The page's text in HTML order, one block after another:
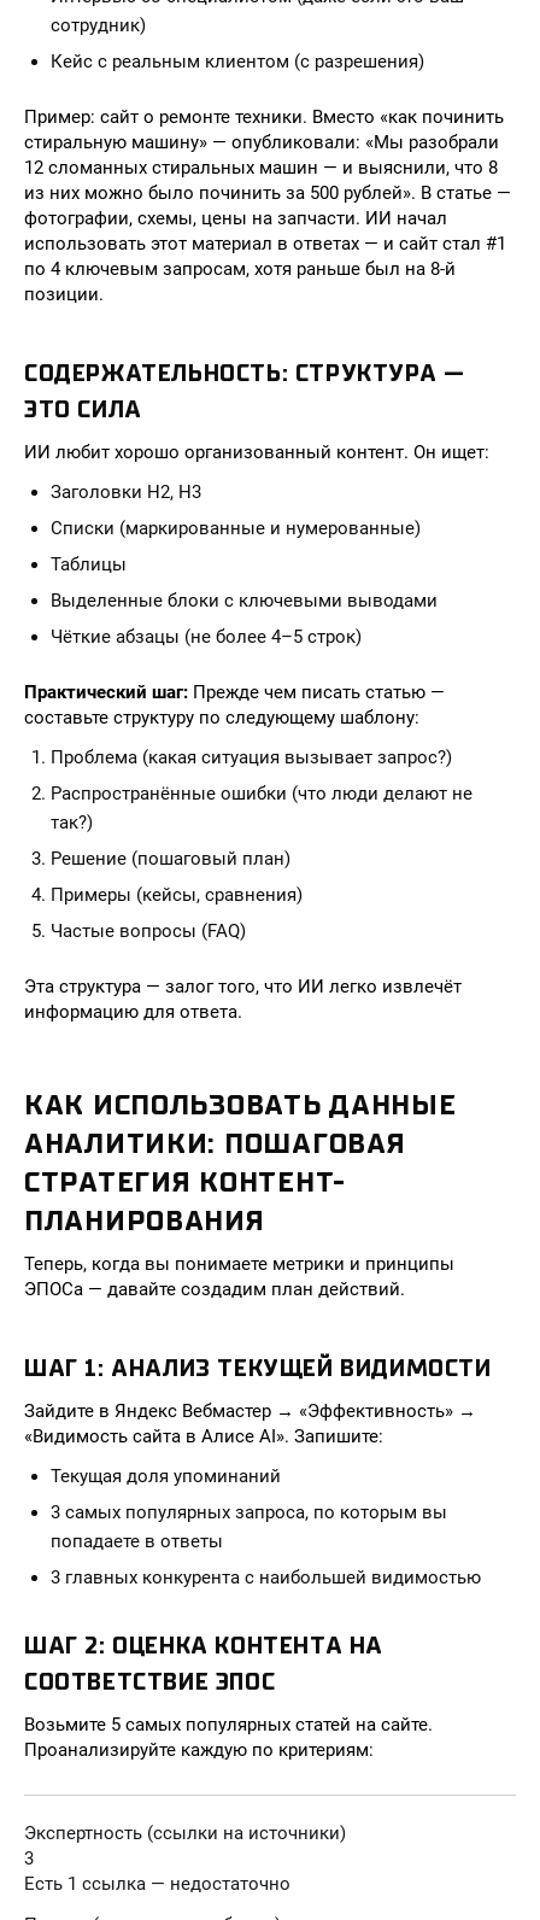
сотрудник)
Кейс с реальным клиентом (с разрешения)
Пример: сайт о ремонте техники. Вместо «как починить
стиральную машину» — опубликовали: «Мы разобрали
12 сломанных стиральных машин — и выяснили, что 8
из них можно было починить за 500 рублей». В статье —
фотографии, схемы, цены на запчасти. ИИ начал
использовать этот материал в ответах — и сайт стал #1
по 4 ключевым запросам, хотя раньше был на 8-й
позиции.
СОДЕРЖАТЕЛЬНОСТЬ: СТРУКТУРА —
ЭТО СИЛА
ИИ любит хорошо организованный контент. Он ищет:
Заголовки H2, H3
Списки (маркированные и нумерованные)
Таблицы
Выделенные блоки с ключевыми выводами
Чёткие абзацы (не более 4–5 строк)
Практический шаг: Прежде чем писать статью —
составьте структуру по следующему шаблону:
Проблема (какая ситуация вызывает запрос?)
Распространённые ошибки (что люди делают не
так?)
Решение (пошаговый план)
Примеры (кейсы, сравнения)
Частые вопросы (FAQ)
Эта структура — залог того, что ИИ легко извлечёт
информацию для ответа.
КАК ИСПОЛЬЗОВАТЬ ДАННЫЕ
АНАЛИТИКИ: ПОШАГОВАЯ
СТРАТЕГИЯ КОНТЕНТ-
ПЛАНИРОВАНИЯ
Теперь, когда вы понимаете метрики и принципы
ЭПОСа — давайте создадим план действий.
ШАГ 1: АНАЛИЗ ТЕКУЩЕЙ ВИДИМОСТИ
Зайдите в Яндекс Вебмастер → «Эффективность» →
«Видимость сайта в Алисе AI». Запишите:
Текущая доля упоминаний
3 самых популярных запроса, по которым вы
попадаете в ответы
3 главных конкурента с наибольшей видимостью
ШАГ 2: ОЦЕНКА КОНТЕНТА НА
СООТВЕТСТВИЕ ЭПОС
Возьмите 5 самых популярных статей на сайте.
Проанализируйте каждую по критериям:
Экспертность (ссылки на источники)
3
Есть 1 ссылка — недостаточно